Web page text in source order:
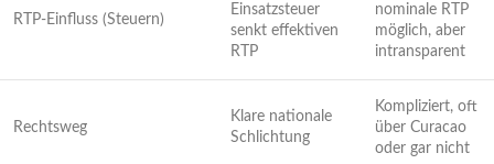
RTP-Einfluss (Steuern)
Einsatzsteuer
senkt effektiven
RTP
nominale RTP
möglich, aber
intransparent
Rechtsweg
Klare nationale
Schlichtung
Kompliziert, oft
über Curacao
oder gar nicht